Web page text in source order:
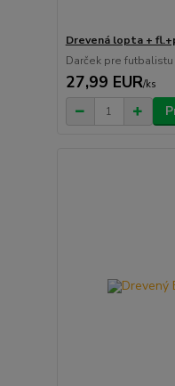
Drevená lopta +
Darček pre futbalistu
27,99 EUR/ks